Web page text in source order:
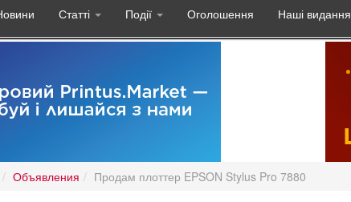
Статті Події Оголошення Наші видання
Объявления Продам плоттер EPSON Stylus Pro 7880